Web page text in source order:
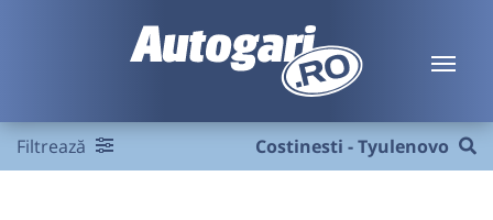
Filtrează Costinesti - Tyulenovo